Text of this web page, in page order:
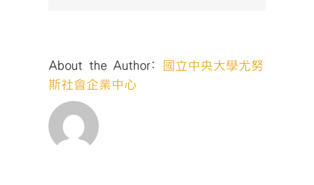
家
About the Author:
國立中央大學尤努
斯社會企業中心